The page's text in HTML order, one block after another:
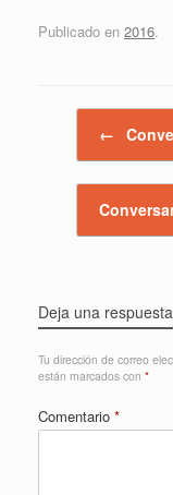
Publicado en 2016.
←
Deja una respuesta
Tu dirección de correo
están marcados con *
Comentario *